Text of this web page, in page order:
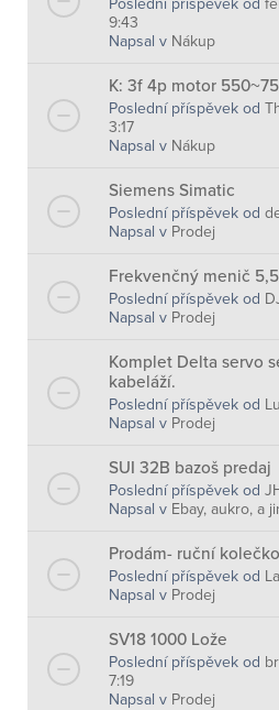
9:43
Napsal v Nákup
K: 3f 4p motor
Poslední příspěvek od
3:17
Napsal v Nákup
Siemens Simatic
Poslední příspěvek od
Napsal v Prodej
Frekvenčný menič
Poslední příspěvek od
Napsal v Prodej
Komplet Delta servo
kabeláží.
Poslední příspěvek od
Napsal v Prodej
SUI 32B bazoš predaj
Poslední příspěvek od
Napsal v Ebay, aukro, a
Prodám- ruční kolečko
Poslední příspěvek od
Napsal v Prodej
SV18 1000 Lože
Poslední příspěvek od
7:19
Napsal v Prodej